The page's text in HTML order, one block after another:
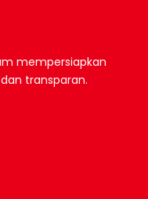
mempersiapkan
transparan.